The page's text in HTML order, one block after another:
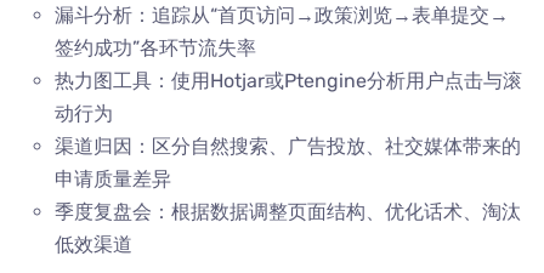
漏斗分析：追踪从“首页访问→政策浏览→表单提交→
签约成功”各环节流失率
热力图工具：使用Hotjar或Ptengine分析用户点击与滚
动行为
渠道归因：区分自然搜索、广告投放、社交媒体带来的
申请质量差异
季度复盘会：根据数据调整页面结构、优化话术、淘汰
低效渠道